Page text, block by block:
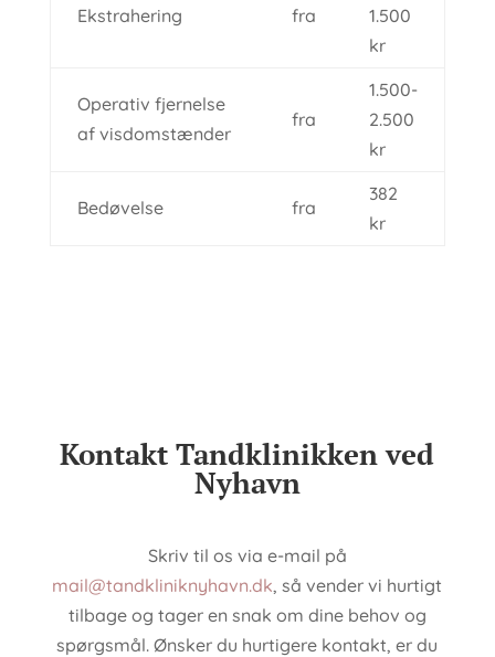
Ekstrahering fra
1.500​​
kr
Operativ fjernelse
af visdomstænder
fra
1.500-
2.500​​
kr
Bedøvelse fra
382​​
kr
Kontakt Tandklinikken ved
Nyhavn
Skriv til os via e-mail på
mail@tandkliniknyhavn.dk, så vender vi hurtigt
tilbage og tager en snak om dine behov og
spørgsmål. Ønsker du hurtigere kontakt, er du